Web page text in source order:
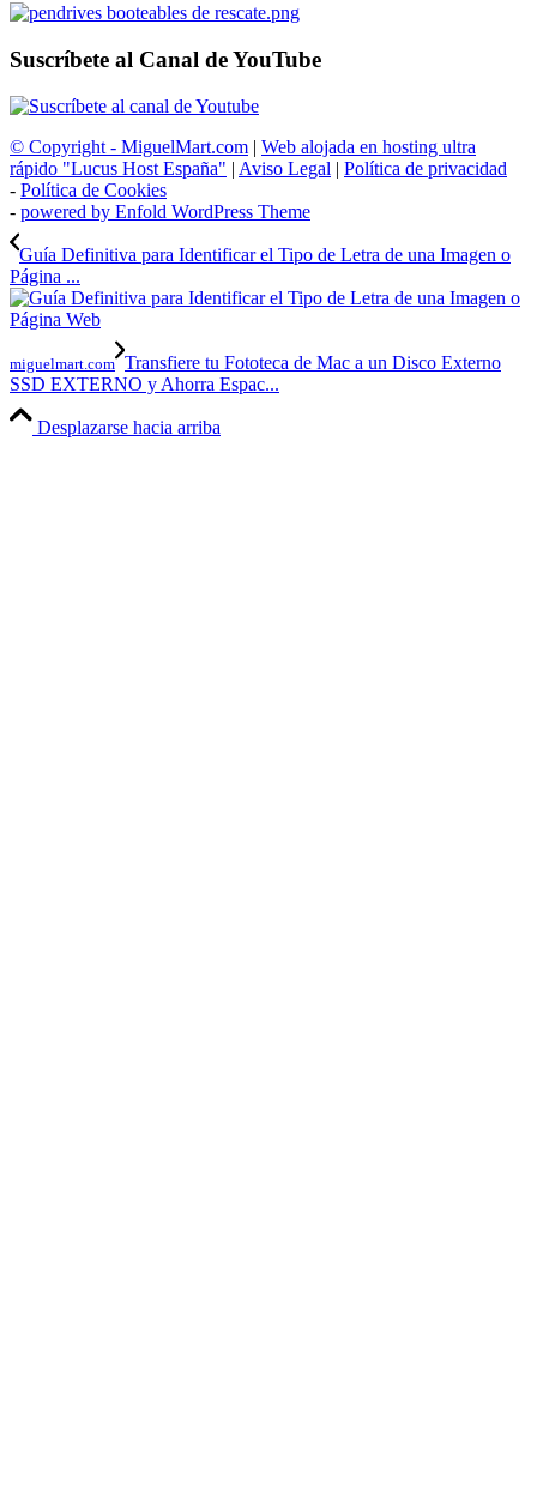
Suscríbete al Canal de YouTube
© Copyright - MiguelMart.com | Web alojada en hosting ultra
rápido "Lucus Host España" | Aviso Legal | Política de privacidad
- Política de Cookies
- powered by Enfold WordPress Theme
Guía Definitiva para Identificar el Tipo de Letra de una Imagen o
Página ...
miguelmart.com Transfiere tu Fototeca de Mac a un Disco Externo
SSD EXTERNO y Ahorra Espac...
Desplazarse hacia arriba